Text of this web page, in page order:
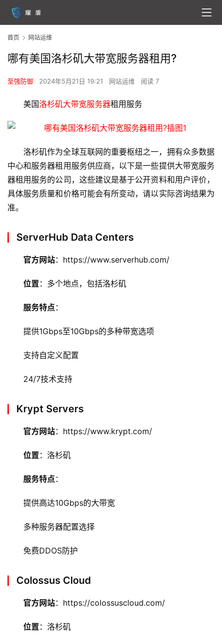
首页 网站运维
哪有美国洛杉矶大带宽服务器租用?
至强防御 2024年5月21日 19:21 网站运维 阅读 7
美国洛杉矶大带宽服务器租用服务
洛杉矶作为全球互联网的重要枢纽之一，拥有众多数据
中心和服务器租用服务供应商，以下是一些提供大带宽服务
器租用服务的公司，这些建议是基于公开资料和用户评价，
具体服务质量和价格可能会有所变动，请以实际咨询结果为
准。
ServerHub Data Centers
官方网站：https://www.serverhub.com/
位置 ：多个地点，包括洛杉矶
服务特点 ：
提供1Gbps至10Gbps的多种带宽选项
支持自定义配置
24/7技术支持
Krypt Servers
官方网站：https://www.krypt.com/
位置 ：洛杉矶
服务特点 ：
提供高达10Gbps的大带宽
多种服务器配置选择
免费DDOS防护
Colossus Cloud
官方网站：https://colossuscloud.com/
位置 ：洛杉矶